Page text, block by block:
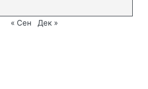
« Сен Дек »